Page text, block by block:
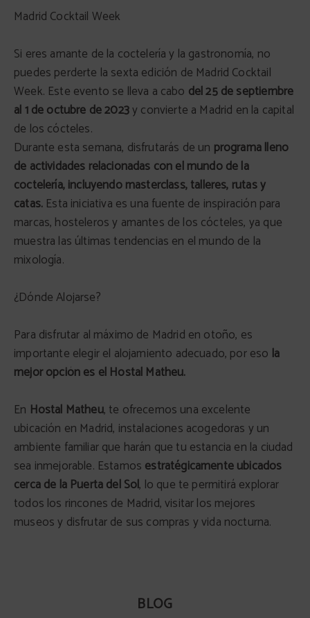
Madrid Cocktail Week
Si eres amante de la coctelería y la gastronomía, no
puedes perderte la sexta edición de Madrid Cocktail
Week. Este evento se lleva a cabo del 25 de septiembre
al 1 de octubre de 2023y convierte a Madrid en la capital
de los cócteles.
Durante esta semana, disfrutarás de un programa lleno
de actividades relacionadas con el mundo de la
coctelería, incluyendo masterclass, talleres, rutas y
catas. Esta iniciativa es una fuente de inspiración para
marcas, hosteleros y amantes de los cócteles, ya que
muestra las últimas tendencias en el mundo de la
mixología.
¿Dónde Alojarse?
Para disfrutar al máximo de Madrid en otoño, es
importante elegir el alojamiento adecuado, por eso la
mejor opción es el Hostal Matheu.
En Hostal Matheu, te ofrecemos una excelente
ubicación en Madrid, instalaciones acogedoras y un
ambiente familiar que harán que tu estancia en la ciudad
sea inmejorable. Estamos estratégicamente ubicados
cerca de la Puerta del Sol, lo que te permitirá explorar
todos los rincones de Madrid, visitar los mejores
museos y disfrutar de sus compras y vida nocturna.
BLOG